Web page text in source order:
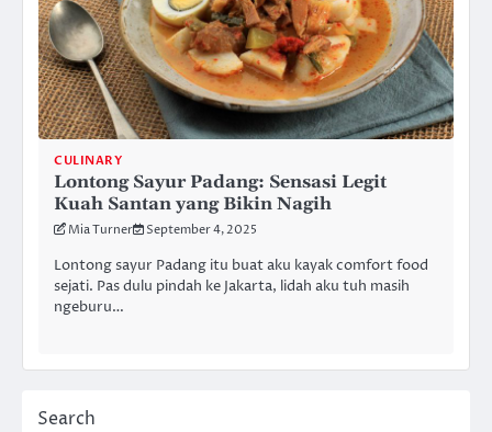
CULINARY
Lontong Sayur Padang: Sensasi Legit
Kuah Santan yang Bikin Nagih
Mia Turner September 4, 2025
Lontong sayur Padang itu buat aku kayak comfort food
sejati. Pas dulu pindah ke Jakarta, lidah aku tuh masih
ngeburu…
Search